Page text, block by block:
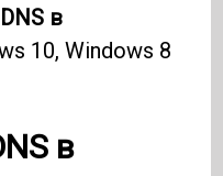
DNS в
10, Windows 8
в